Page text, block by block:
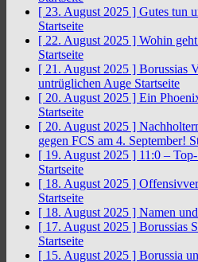
[ 23. August 2025 ] Gutes tun
Startseite
[ 22. August 2025 ] Wohin
Startseite
[ 21. August 2025 ] Borussias
untrüglichen Auge Startseite
[ 20. August 2025 ] Ein
Startseite
[ 20. August 2025 ]
gegen FCS am 4. September!
[ 19. August 2025 ] 11:0 –
Startseite
[ 18. August 2025 ]
Startseite
[ 18. August 2025 ] Namen
[ 17. August 2025 ] Borussias
Startseite
[ 15. August 2025 ] Borussia